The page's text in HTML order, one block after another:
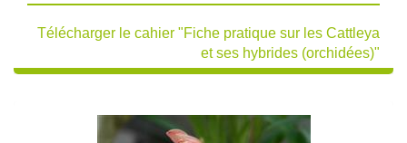
Télécharger le cahier "Fiche pratique sur les Cattleya
et ses hybrides (orchidées)"